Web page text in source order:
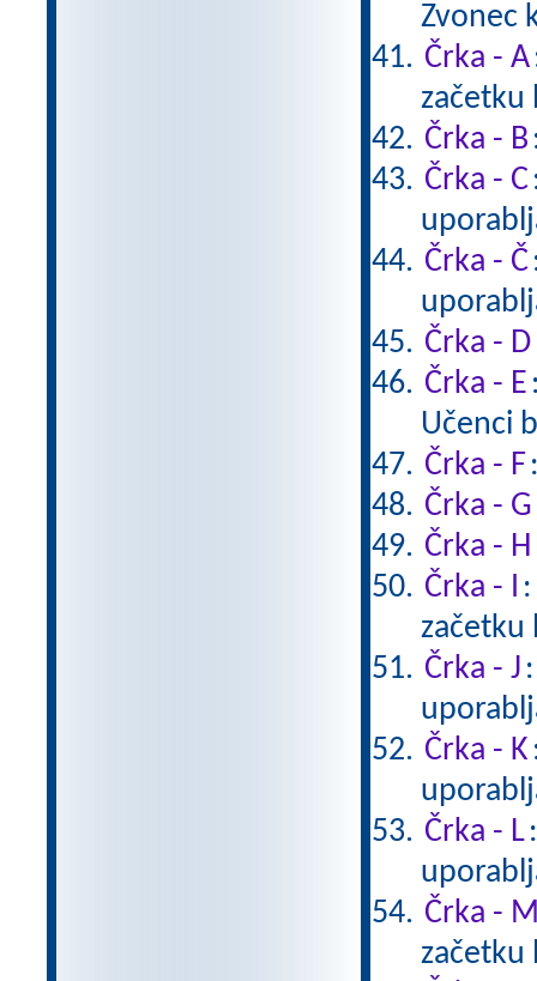
Zvonec
Črka - A
začetku
Črka - B
Črka - C
Črka - Č
Črka - D
Črka - E
Učenci
Črka - F
Črka - G
Črka - H
Črka - I
začetku
Črka - J
Črka - K
Črka - L
Črka -
začetku